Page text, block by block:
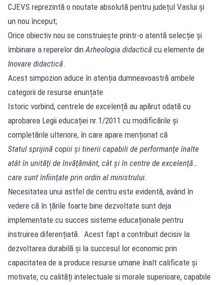
CJEVS reprezintă o noutate absolută pentru județul Vaslui și
un nou început;
Orice obiectiv nou se construiește printr-o atentă selecție și
îmbinare a reperelor din Arheologia didactică cu elemente de
Inovare didactică.
Acest simpozion aduce în atenția dumneavoastră ambele
categorii de resurse enunțate
Istoric vorbind, centrele de excelență au apărut odată cu
aprobarea Legii educației nr.1/2011 cu modificările și
completările ulteriore, în care apare menționat că
Statul sprijină copiii şi tinerii capabili de performanţe înalte
atât în unităţi de învăţământ, cât şi în centre de excelenţă…
care sunt înfiinţate prin ordin al ministrului.
Necesitatea unui astfel de centru este evidentă, având în
vedere că în țările foarte bine dezvoltate sunt deja
implementate cu succes sisteme educaționale pentru
instruirea diferențiată. Acest fapt a contribuit decisiv la
dezvoltarea durabilă și la succesul lor economic prin
capacitatea de a produce resurse umane înalt calificate și
motivate, cu calități intelectuale si morale superioare, capabile